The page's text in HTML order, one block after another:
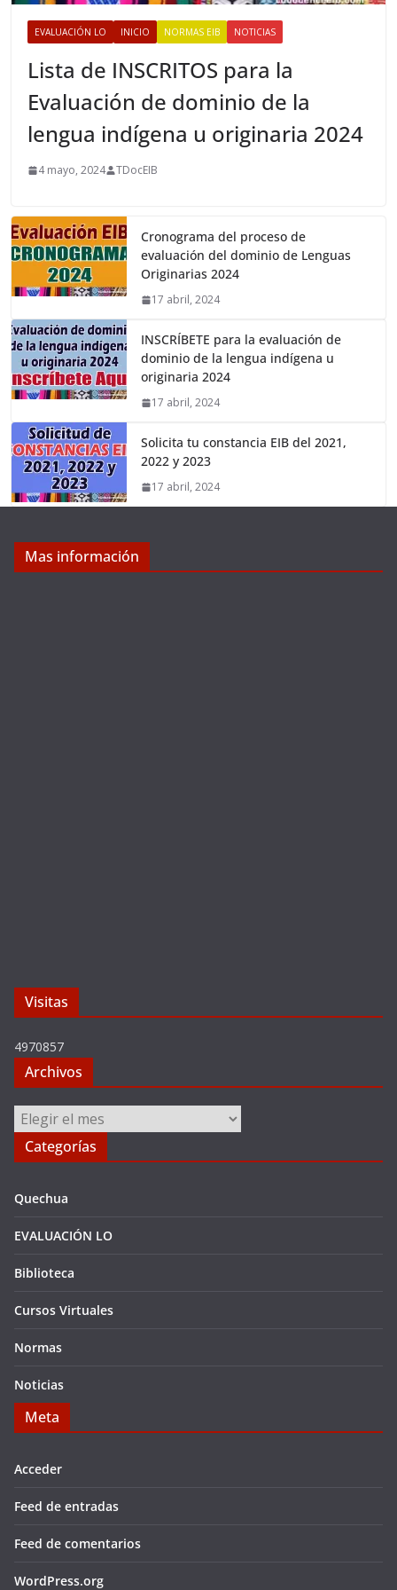
EVALUACIÓN LO INICIO NORMAS EIB NOTICIAS
Lista de INSCRITOS para la
Evaluación de dominio de la
lengua indígena u originaria 2024
4 mayo, 2024 TDocEIB
Cronograma del proceso de
evaluación del dominio de Lenguas
Originarias 2024
17 abril, 2024
INSCRÍBETE para la evaluación de
dominio de la lengua indígena u
originaria 2024
17 abril, 2024
Solicita tu constancia EIB del 2021,
2022 y 2023
17 abril, 2024
Mas información
Visitas
4970857
Archivos
Archivos
Categorías
Quechua
EVALUACIÓN LO
Biblioteca
Cursos Virtuales
Normas
Noticias
Meta
Acceder
Feed de entradas
Feed de comentarios
WordPress.org